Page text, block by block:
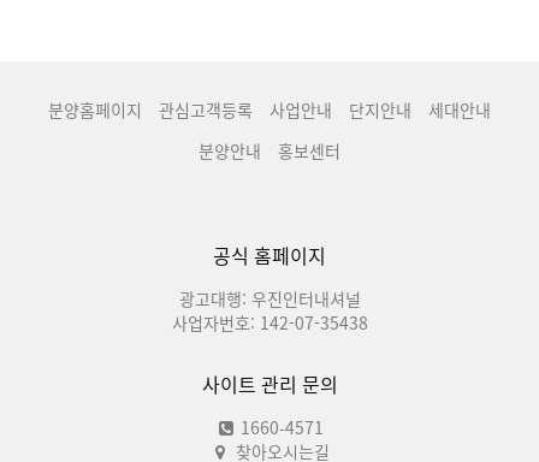
분양홈페이지 관심고객등록 사업안내 단지안내
세대안내
분양안내
홍보센터
공식 홈페이지
광고대행: 우진인터내셔널
사업자번호: 142-07-35438
사이트 관리 문의
1660-4571
찾아오시는길